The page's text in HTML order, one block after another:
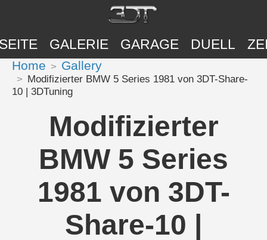
GALERIE GARAGE DUELL
Home Gallery
Modifizierter BMW 5 Series 1981 von 3DT-Share-
10 | 3DTuning
Modifizierter
BMW 5 Series
1981 von 3DT-
Share-10 |